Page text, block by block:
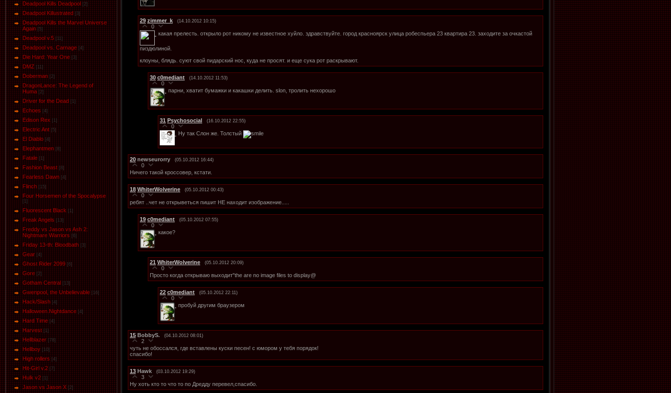
Deadpool Kills Deadpool [2]
Deadpool Killustrated [3]
Deadpool Kills the Marvel Universe
Again [5]
Deadpool v.5 [11]
Deadpool vs. Carnage [4]
Die Hard: Year One [3]
DMZ [11]
Doberman [2]
DragonLance: The Legend of
Huma [2]
Driver for the Dead [1]
Eсhoеs [4]
Edison Rex [1]
Electric Ant [5]
El Diablo [4]
Elephantmen [8]
Fatale [1]
Fashion Beast [8]
Fearless Dawn [4]
Flinch [15]
Four Horsemen of the Spocalypse
[1]
Fluorescent Black [1]
Freak Angels [13]
Freddy vs Jason vs Ash 2:
Nightmare Warriors [6]
Friday 13-th: Bloodbath [3]
Gear [4]
Ghost Rider 2099 [6]
Gore [2]
Gotham Central [13]
Gwenpool, the Unbelievable [16]
Hack/Slash [4]
Halloween.Nightdance [4]
Hard Time [4]
Harvest [1]
Hellblazer [78]
Hellboy [10]
High rollers [4]
Hit-Girl v.2 [7]
Hulk v2 [1]
Jason vs Jason Х [2]
29 zimmer_k (14.10.2012 10:15)
0
какая прелесть. открыло рот никому не известное хуйло. здравствуйте. город красноярск улица робеспьера 23 квартира 23. заходите за очкастой
пиздюлиной.
клоуны, блядь. суют свой пидарский нос, куда не просят. и еще сука рот раскрывают.
30 c0mediant (14.10.2012 11:53)
0
парни, хватит бумажки и какашки делить. slon, тролить нехорошо
31 Psychosocial (16.10.2012 22:55)
0
Ну так Слон же. Толстый
20 newseurorry (05.10.2012 16:44)
0
Ничего такой кроссовер, кстати.
18 WhiterWolverine (05.10.2012 00:43)
0
ребят ..чет не открыветься пишит НЕ находит изображение.....
19 c0mediant (05.10.2012 07:55)
0
какое?
21 WhiterWolverine (05.10.2012 20:09)
0
Просто когда открываю выходит"the are no image files to display@
22 c0mediant (05.10.2012 22:11)
0
пробуй другим браузером
15 BobbyS. (04.10.2012 08:01)
2
чуть не обоссался, где вставлены куски песен! с юмором у тебя порядок!
спасибо!
13 Hawk (03.10.2012 19:29)
3
Ну хоть кто то что то по Дредду перевел,спасибо.